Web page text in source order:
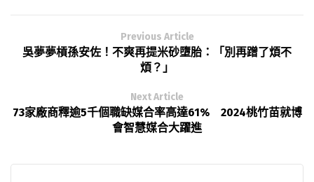
Previous Article
吳夢夢槓孫安佐！不爽再提米砂墮胎：「別再蹭了煩不
煩？」
Next Article
73家廠商釋逾5千個職缺媒合率高達61% 2024桃竹苗就博
會智慧媒合大躍進